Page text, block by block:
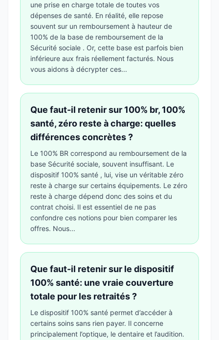
une prise en charge totale de toutes vos
dépenses de santé. En réalité, elle repose
souvent sur un remboursement à hauteur de
100% de la base de remboursement de la
Sécurité sociale . Or, cette base est parfois bien
inférieure aux frais réellement facturés. Nous
vous aidons à décrypter ces...
Que faut-il retenir sur 100% br, 100%
santé, zéro reste à charge: quelles
différences concrètes ?
Le 100% BR correspond au remboursement de la
base Sécurité sociale, souvent insuffisant. Le
dispositif 100% santé , lui, vise un véritable zéro
reste à charge sur certains équipements. Le zéro
reste à charge dépend donc des soins et du
contrat choisi. Il est essentiel de ne pas
confondre ces notions pour bien comparer les
offres. Nous...
Que faut-il retenir sur le dispositif
100% santé: une vraie couverture
totale pour les retraités ?
Le dispositif 100% santé permet d’accéder à
certains soins sans rien payer. Il concerne
principalement l’optique, le dentaire et l’audition.